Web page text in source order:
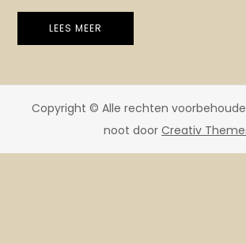
LEES MEER
Copyright © Alle rechten
noot door Creativ